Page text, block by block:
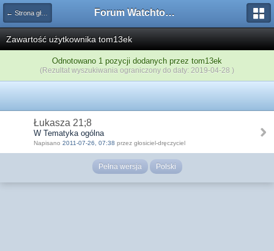
← Strona główna Forum Watchtower
Zawartość użytkownika tom13ek
Odnotowano 1 pozycji dodanych przez tom13ek
(Rezultat wyszukiwania ograniczony do daty: 2019-04-28 )
Łukasza 21;8
W Tematyka ogólna
Napisano 2011-07-26, 07:38 przez głosiciel-dręczyciel
Pełna wersja Polski